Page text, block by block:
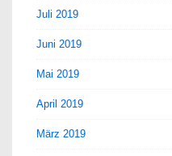
Juli 2019
Juni 2019
Mai 2019
April 2019
März 2019